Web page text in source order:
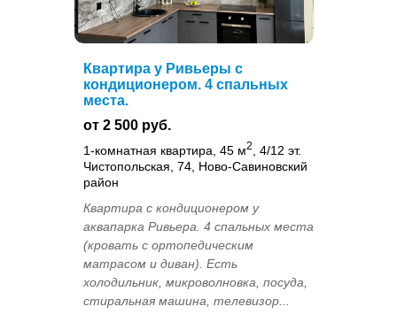
Квартира у Ривьеры с
кондиционером. 4 спальных
места.
от 2 500 руб.
1-комнатная квартира, 45 м2
, 4/12 эт.
Чистопольская, 74, Ново-Савиновский
район
Квартира с кондиционером у
аквапарка Ривьера. 4 спальных места
(кровать с ортопедическим
матрасом и диван). Есть
холодильник, микроволновка, посуда,
стиральная машина, телевизор...